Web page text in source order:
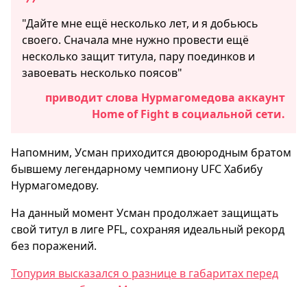
"Дайте мне ещё несколько лет, и я добьюсь
своего. Сначала мне нужно провести ещё
несколько защит титула, пару поединков и
завоевать несколько поясов"
приводит слова Нурмагомедова аккаунт
Home of Fight в социальной сети.
Напомним, Усман приходится двоюродным братом
бывшему легендарному чемпиону UFC Хабибу
Нурмагомедову.
На данный момент Усман продолжает защищать
свой титул в лиге PFL, сохраняя идеальный рекорд
без поражений.
Топурия высказался о разнице в габаритах перед